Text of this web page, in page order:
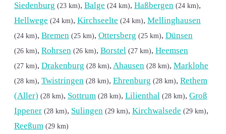
Siedenburg (23 km), Balge (24 km), Haßbergen (24 km),
Hellwege (24 km), Kirchseelte (24 km), Mellinghausen
(24 km), Bremen (25 km), Ottersberg (25 km), Dünsen
(26 km), Rohrsen (26 km), Borstel (27 km), Heemsen
(27 km), Drakenburg (28 km), Ahausen (28 km), Marklohe
(28 km), Twistringen (28 km), Ehrenburg (28 km), Rethem
(Aller) (28 km), Sottrum (28 km), Lilienthal (28 km), Groß
Ippener (28 km), Sulingen (29 km), Kirchwalsede (29 km),
Reeßum (29 km)